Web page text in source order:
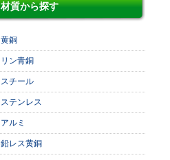
材質から探す
黄銅
リン青銅
スチール
ステンレス
アルミ
鉛レス黄銅